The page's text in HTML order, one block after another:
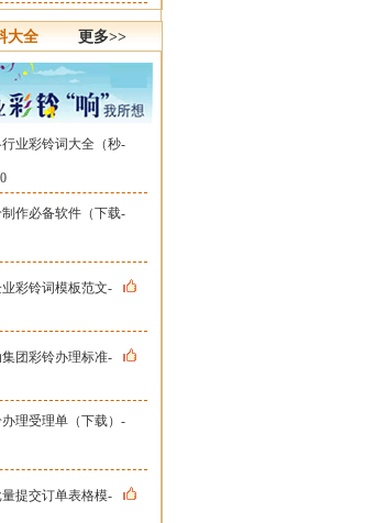
料大全更多>>
行业彩铃词大全（秒-
作必备软件（下载-
业彩铃词模板范文-
团彩铃办理标准-
理受理单（下载）-
提交订单表格模-